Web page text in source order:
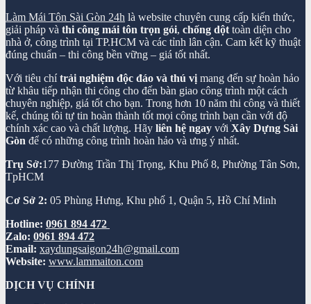
Làm Mái Tôn Sài Gòn 24h là website chuyên cung cấp kiến thức,
giải pháp và thi công mái tôn trọn gói, chống dột toàn diện cho
nhà ở, công trình tại TP.HCM và các tỉnh lân cận. Cam kết kỹ thuật
đúng chuẩn – thi công bền vững – giá tốt nhất.
Với tiêu chítrải nghiệm độc đáo và thú vị mang đến sự hoàn hảo
từ khâu tiếp nhận thi công cho đến bàn giao công trình một cách
chuyên nghiệp, giá tốt cho bạn. Trong hơn 10 năm thi công và thiết
kế, chúng tôi tự tin hoàn thành tốt mọi công trình bạn cần với độ
chính xác cao và chất lượng. Hãy liên hệ ngay với Xây Dựng Sài
Gòn để có những công trình hoàn hảo và ưng ý nhất.
Trụ Sở:177 Đường Trần Thị Trọng, Khu Phố 8, Phường Tân Sơn,
TpHCM
Cơ Sở 2: 05 Phùng Hưng, Khu phố 1, Quận 5, Hồ Chí Minh
Hotline: 0961 894 472
Zalo: 0961 894 472
Email: xaydungsaigon24h@gmail.com
Website: www.lammaiton.com
DỊCH VỤ CHÍNH